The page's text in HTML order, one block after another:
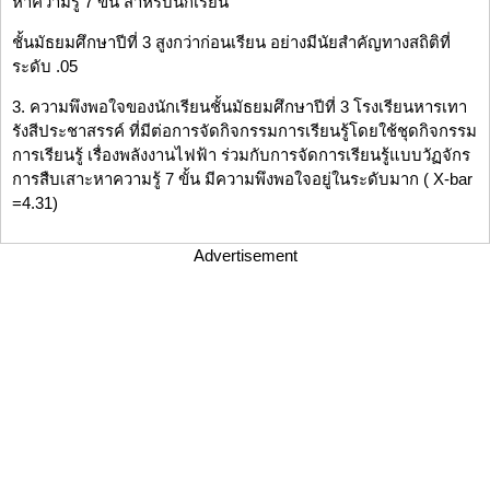
ชั้นมัธยมศึกษาปีที่ 3 สูงกว่าก่อนเรียน อย่างมีนัยสำคัญทางสถิติที่
ระดับ .05
3. ความพึงพอใจของนักเรียนชั้นมัธยมศึกษาปีที่ 3 โรงเรียนหารเทา
รังสีประชาสรรค์ ที่มีต่อการจัดกิจกรรมการเรียนรู้โดยใช้ชุดกิจกรรม
การเรียนรู้ เรื่องพลังงานไฟฟ้า ร่วมกับการจัดการเรียนรู้แบบวัฏจักร
การสืบเสาะหาความรู้ 7 ขั้น มีความพึงพอใจอยู่ในระดับมาก ( X-bar
=4.31)
Advertisement